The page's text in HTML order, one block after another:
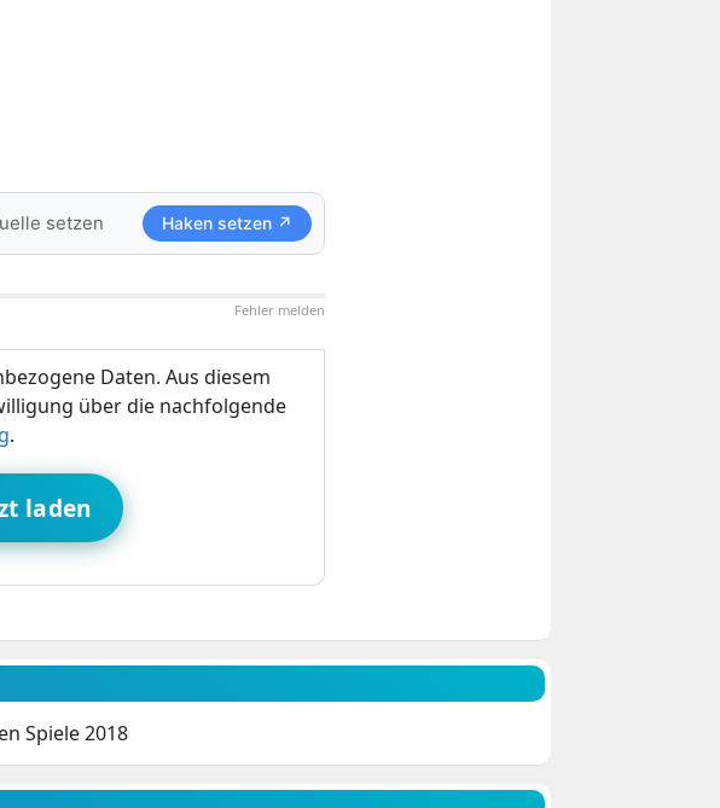
setzen Haken setzen ↗
Fehler melden
Daten. Aus diesem
über die nachfolgende
.
laden
Spiele 2018